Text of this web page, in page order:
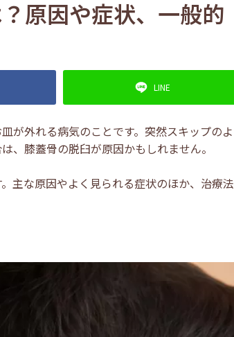
原因や症状、一般的
LINE
が外れる病気のことです。突然スキップのよ
、膝蓋骨の脱臼が原因かもしれません。
主な原因やよく見られる症状のほか、治療法